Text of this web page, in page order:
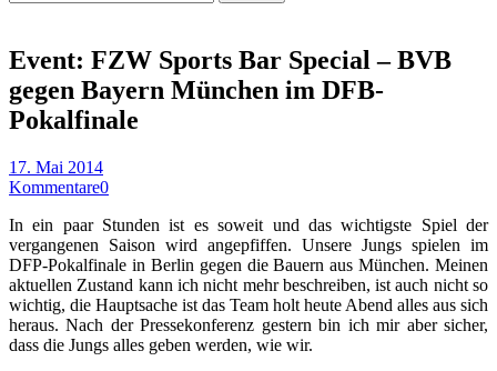
Event: FZW Sports Bar Special – BVB
gegen Bayern München im DFB-
Pokalfinale
17. Mai 2014
Kommentare0
In ein paar Stunden ist es soweit und das wichtigste Spiel der
vergangenen Saison wird angepfiffen. Unsere Jungs spielen im
DFP-Pokalfinale in Berlin gegen die Bauern aus München. Meinen
aktuellen Zustand kann ich nicht mehr beschreiben, ist auch nicht so
wichtig, die Hauptsache ist das Team holt heute Abend alles aus sich
heraus. Nach der Pressekonferenz gestern bin ich mir aber sicher,
dass die Jungs alles geben werden, wie wir.